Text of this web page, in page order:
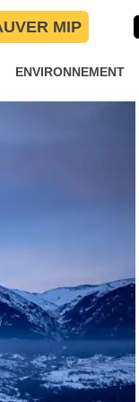
MIP
ENVIRONNEMENT